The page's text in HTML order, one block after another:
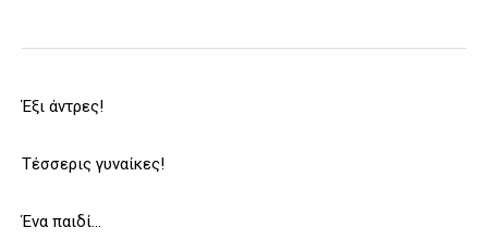
Έξι άντρες!
Τέσσερις γυναίκες!
Ένα παιδί…